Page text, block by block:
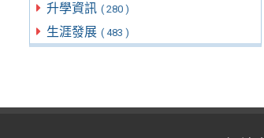
升學資訊 ( 280 )
生涯發展 ( 483 )